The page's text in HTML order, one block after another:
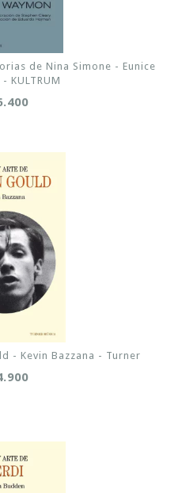
de Nina Simone - Eunice
KULTRUM
- Kevin Bazzana - Turner